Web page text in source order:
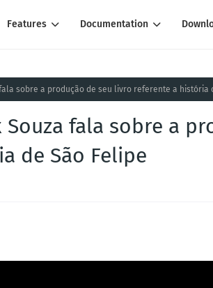
Features Documentation
sobre a produção de seu livro referente a história
Souza fala sobre a
de São Felipe